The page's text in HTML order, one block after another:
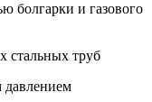
болгарки и газового
стальных труб
давлением